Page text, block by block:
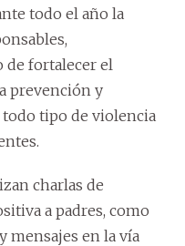
todo el año la
de fortalecer el
prevención y
todo tipo de violencia
charlas de
a padres, como
mensajes en la vía